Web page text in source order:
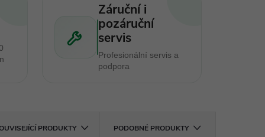
Záruční i
pozáruční
servis
Profesionální servis a
podpora
PRODUKTY PODOBNÉ PRODUKTY